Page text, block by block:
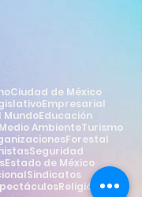
Ciudad de México
Empresarial
MundoEducación
Medio AmbienteTurismo
Forestal
Seguridad
Estado de México
Sindicatos
Religión Estilo